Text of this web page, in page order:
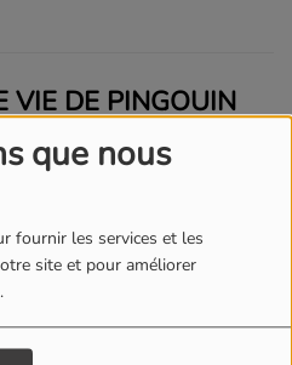
que nous
fournir les services et les
site et pour améliorer
DU
DU TRAVAIL
VIE DE PINGOUIN
SUD LE 08
RÉTROSPECTIVE
MORETTE AVEC
CUTUREL